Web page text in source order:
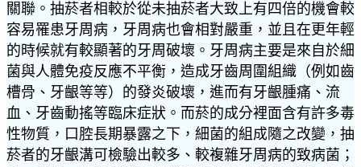
關聯。抽菸者相較於從未抽菸者大致上有四倍的機會較
容易罹患牙周病，牙周病也會相對嚴重，並且在更年輕
的時候就有較顯著的牙周破壞。牙周病主要是來自於細
菌與人體免疫反應不平衡，造成牙齒周圍組織（例如齒
槽骨、牙齦等等）的發炎破壞，進而有牙齦腫痛、流
血、牙齒動搖等臨床症狀。而菸的成分裡面含有許多毒
性物質，口腔長期暴露之下，細菌的組成隨之改變，抽
菸者的牙齦溝可檢驗出較多、較複雜牙周病的致病菌；